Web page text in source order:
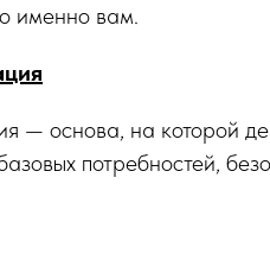
именно вам.
— основа, на которой
потребностей,